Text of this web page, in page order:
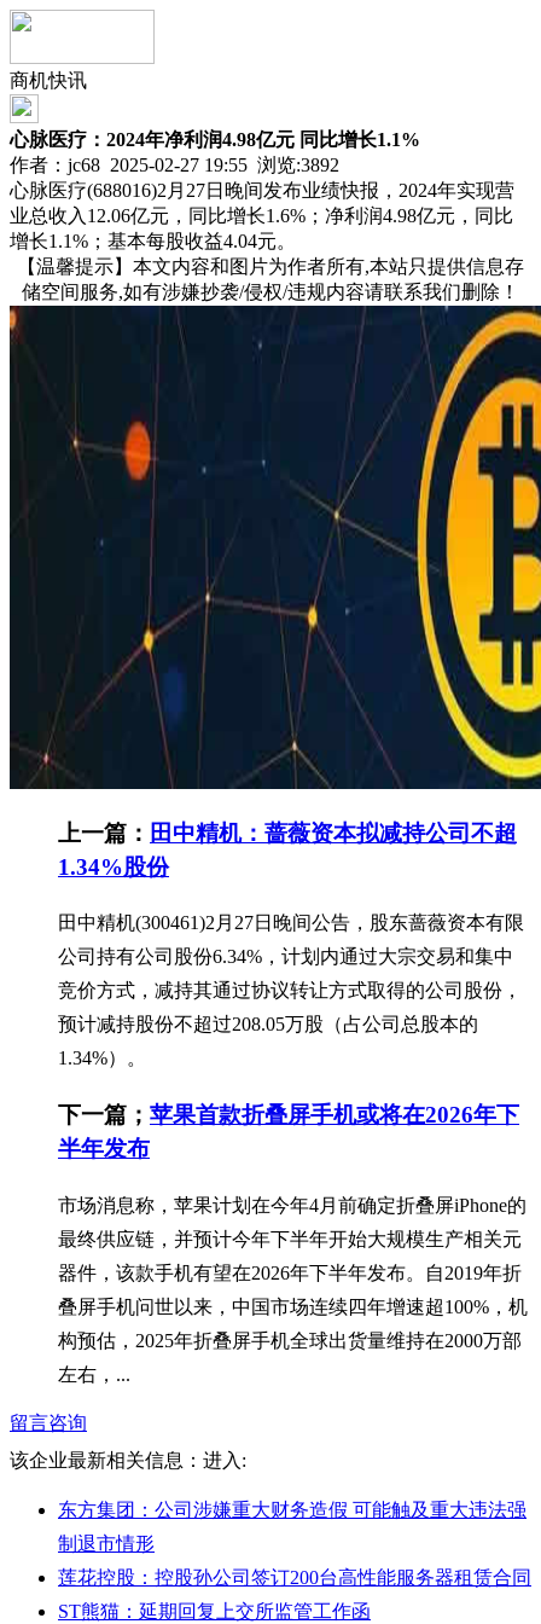
商机快讯
心脉医疗：2024年净利润4.98亿元 同比增长1.1%
作者：jc68 2025-02-27 19:55 浏览:3892
心脉医疗(688016)2月27日晚间发布业绩快报，2024年实现营
业总收入12.06亿元，同比增长1.6%；净利润4.98亿元，同比
增长1.1%；基本每股收益4.04元。
【温馨提示】本文内容和图片为作者所有,本站只提供信息存
储空间服务,如有涉嫌抄袭/侵权/违规内容请联系我们删除！
上一篇： 田中精机：蔷薇资本拟减持公司不超
1.34%股份
田中精机(300461)2月27日晚间公告，股东蔷薇资本有限
公司持有公司股份6.34%，计划内通过大宗交易和集中
竞价方式，减持其通过协议转让方式取得的公司股份，
预计减持股份不超过208.05万股（占公司总股本的
1.34%）。
下一篇； 苹果首款折叠屏手机或将在2026年下
半年发布
市场消息称，苹果计划在今年4月前确定折叠屏iPhone的
最终供应链，并预计今年下半年开始大规模生产相关元
器件，该款手机有望在2026年下半年发布。自2019年折
叠屏手机问世以来，中国市场连续四年增速超100%，机
构预估，2025年折叠屏手机全球出货量维持在2000万部
左右，...
留言咨询
该企业最新相关信息： 进入:
东方集团：公司涉嫌重大财务造假 可能触及重大违法强
制退市情形
莲花控股：控股孙公司签订200台高性能服务器租赁合同
ST熊猫：延期回复上交所监管工作函